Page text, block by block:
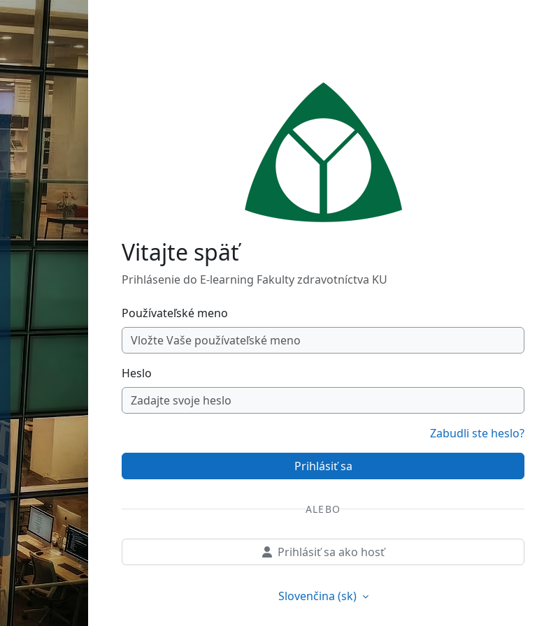
Vitajte späť
Prihlásenie do E-learning Fakulty zdravotníctva KU
Používateľské meno
Heslo
Zabudli ste heslo?
Prihlásiť sa
ALEBO
Prihlásiť sa ako hosť
Slovenčina ‎(sk)‎